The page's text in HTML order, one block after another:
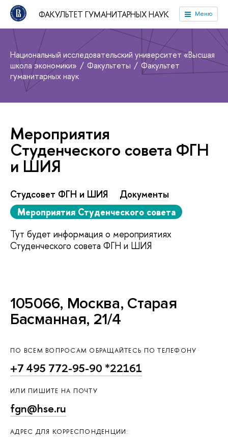
ФАКУЛЬТЕТ ГУМАНИТАРНЫХ НАУК Меню
Национальный исследовательский университет «Высшая
школа экономики»
Факультеты
Факультет
гуманитарных наук
Мероприятия
Студенческого совета ФГН
и ШИЯ
Студсовет ФГН и ШИЯ
Документы
Мероприятия Студенческого совета
Тут будет информация о мероприятиях
Студенческого совета ФГН и ШИЯ
105066, Москва, Старая
Басманная, 21/4
ПО ВСЕМ ВОПРОСАМ ОБРАЩАЙТЕСЬ ПО ТЕЛЕФОНУ
+7 495 772-95-90 *22161
ИЛИ ПИШИТЕ НА ПОЧТУ
fgn@hse.ru
АДРЕС ДЛЯ КОРРЕСПОНДЕНЦИИ: